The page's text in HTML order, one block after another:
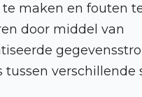
maken en fouten
door middel van
tussen verschillende